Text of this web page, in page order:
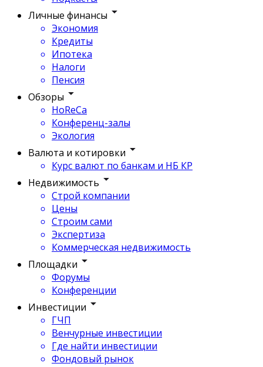
Личные финансы
Экономия
Кредиты
Ипотека
Налоги
Пенсия
Обзоры
HoReCa
Конференц-залы
Экология
Валюта и котировки
Курс валют по банкам и НБ КР
Недвижимость
Строй компании
Цены
Строим сами
Экспертиза
Коммерческая недвижимость
Площадки
Форумы
Конференции
Инвестиции
ГЧП
Венчурные инвестиции
Где найти инвестиции
Фондовый рынок